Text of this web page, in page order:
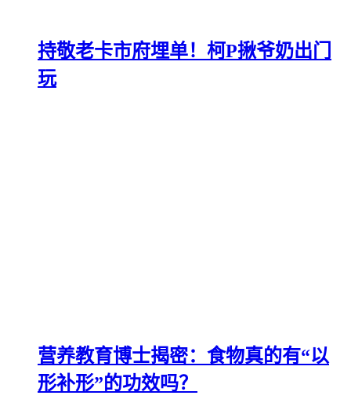
持敬老卡市府埋单！柯P揪爷奶出门
玩
营养教育博士揭密：食物真的有“以
形补形”的功效吗？